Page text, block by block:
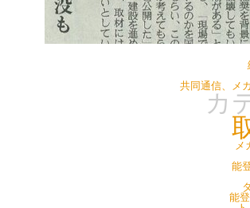
共同通信、メ
カ
メ
能
能